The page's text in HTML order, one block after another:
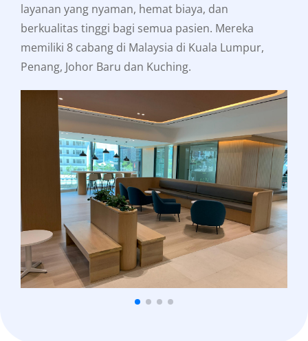
layanan yang nyaman, hemat biaya, dan
berkualitas tinggi bagi semua pasien. Mereka
memiliki 8 cabang di Malaysia di Kuala Lumpur,
Penang, Johor Baru dan Kuching.